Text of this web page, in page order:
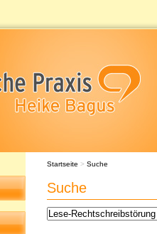
Startseite > Suche
Suche